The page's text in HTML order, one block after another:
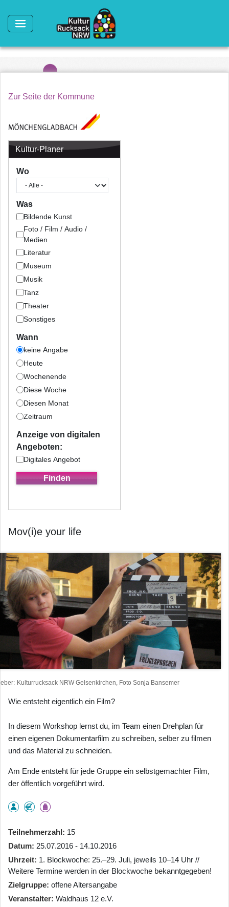
Zur Seite der Kommune
Kultur-Planer
Wo
Was
Bildende Kunst
Foto / Film / Audio /
Medien
Literatur
Museum
Musik
Tanz
Theater
Sonstiges
Wann
keine Angabe
Heute
Wochenende
Diese Woche
Diesen Monat
Zeitraum
Anzeige von digitalen
Angeboten:
Digitales Angebot
Mov(i)e your life
Kulturrucksack NRW Gelsenkirchen, Foto Sonja Bansemer
Wie entsteht eigentlich ein Film?
In diesem Workshop lernst du, im Team einen Drehplan für
einen eigenen Dokumentarfilm zu schreiben, selber zu filmen
und das Material zu schneiden.
Am Ende entsteht für jede Gruppe ein selbstgemachter Film,
der öffentlich vorgeführt wird.
Teilnehmerzahl
15
Datum 25.07.2016 - 14.10.2016
Uhrzeit 1. Blockwoche: 25.–29. Juli, jeweils 10–14 Uhr //
Weitere Termine werden in der Blockwoche bekanntgegeben!
Zielgruppe offene Altersangabe
Veranstalter Waldhaus 12 e.V.